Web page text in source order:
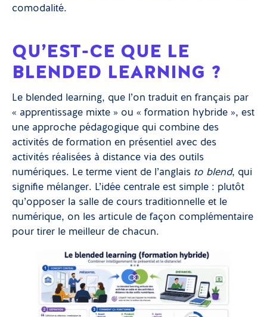
comodalité.
QU’EST-CE QUE LE
BLENDED LEARNING ?
Le blended learning, que l’on traduit en français par
« apprentissage mixte » ou « formation hybride », est
une approche pédagogique qui combine des
activités de formation en présentiel avec des
activités réalisées à distance via des outils
numériques. Le terme vient de l’anglais to blend, qui
signifie mélanger. L’idée centrale est simple : plutôt
qu’opposer la salle de cours traditionnelle et le
numérique, on les articule de façon complémentaire
pour tirer le meilleur de chacun.